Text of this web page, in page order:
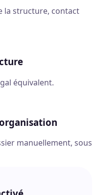
la structure, contact
équivalent.
manuellement, sous